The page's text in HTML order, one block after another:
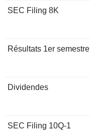
SEC Filing 8K
Résultats 1er semestre
Dividendes
SEC Filing 10Q-1